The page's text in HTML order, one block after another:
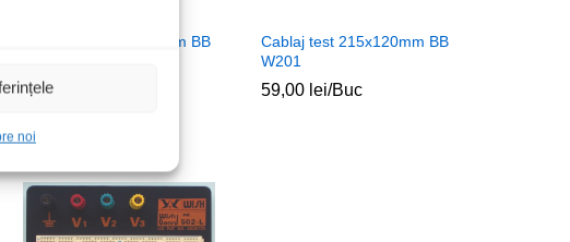
noi
Cablaj test 250x200mm BB
99,00
99,00
Cablaj test 215x120mm BB
W201
59,00 lei/Buc
59,00 lei